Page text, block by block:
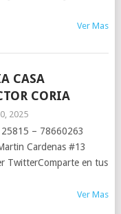
Ver Mas
CASA
CORIA
2025
– 78660263
Cardenas #13
TwitterComparte en tus
Ver Mas